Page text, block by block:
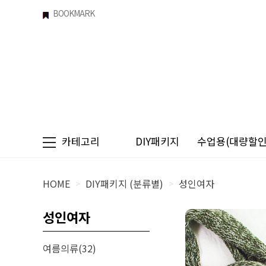
BOOKMARK
카테고리 DIY패키지 수업용(대량할
HOME > DIY패키지 (분류별) > 성인여자
성인여자
여름의류(32)